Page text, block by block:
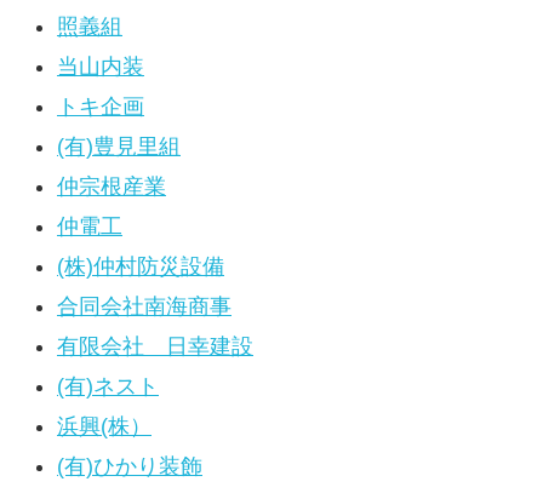
照義組
当山内装
トキ企画
(有)豊見里組
仲宗根産業
仲電工
(株)仲村防災設備
合同会社南海商事
有限会社 日幸建設
(有)ネスト
浜興(株）
(有)ひかり装飾